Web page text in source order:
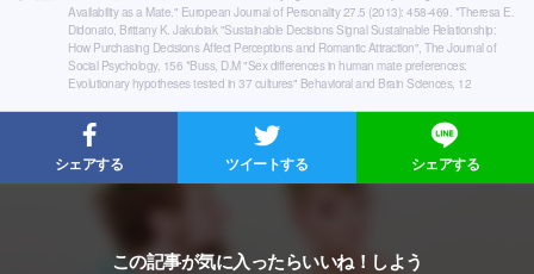
Availability as a Mate." European Journal of Personality 27.5 (2013): 458-469. *Theresa E.
Didonato, Brittany K. Jakubiak "Sustainable Decisions Signal Sustainable Relationship:
How Purchasing Decisions Affect Perceptions and Romantic Attraction", The Journal of
Social Psychology, 156 *Buss, D.M "Sex differences in human mate preferences:
Evolutionary hypotheses tested in 37 cultures" Behavioral and Brain Sciences, 12
シェアする ツイートする シェアする
この記事が気に入ったらいいね！しよう